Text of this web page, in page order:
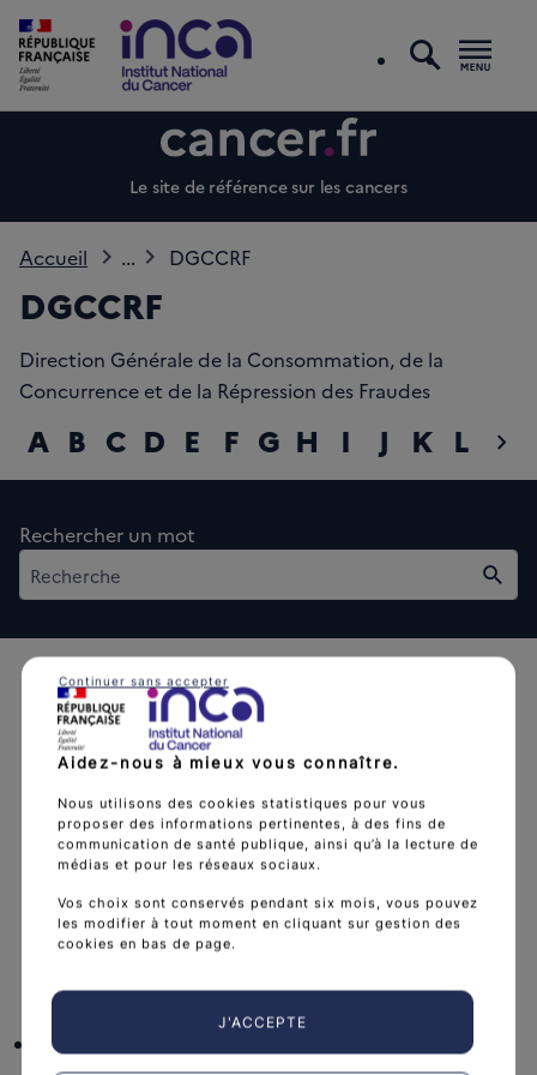
Le site de référence sur les cancers
Accueil ... DGCCRF
DGCCRF
Direction Générale de la Consommation, de la
Concurrence et de la Répression des Fraudes
chevron_right
A B C D E F G H I J K L M
Rechercher un mot
L'Institut national du cancer est l’agence d'expertise
sanitaire et scientifique en cancérologie de l’État.
Découvrir l’Institut
arrow_forward
Nous suivre
Aidez-nous à mieux vous connaître.
Nous utilisons des cookies statistiques pour vous
proposer des informations pertinentes, à des fins de
communication de santé publique, ainsi qu’à la lecture de
médias et pour les réseaux sociaux.
Vos choix sont conservés pendant six mois, vous pouvez
les modifier à tout moment en cliquant sur gestion des
cookies en bas de page.
J'ACCEPTE
Continuer sans accepter